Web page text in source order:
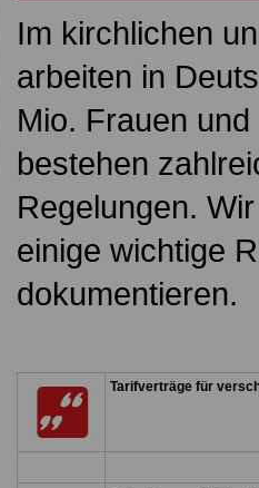
Im kirchlichen
arbeiten in
Mio. Frauen
bestehen
Regelungen.
einige wichtige
dokumentieren.
Tarifverträge für